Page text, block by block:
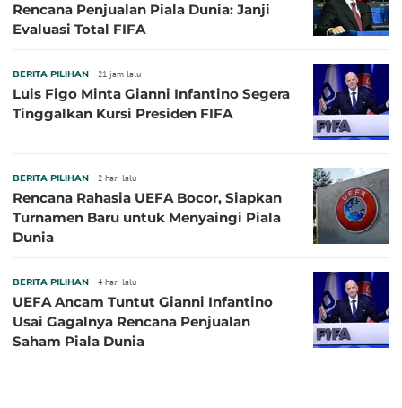
Rencana Penjualan Piala Dunia: Janji
Evaluasi Total FIFA
BERITA PILIHAN 21 jam lalu
Luis Figo Minta Gianni Infantino Segera
Tinggalkan Kursi Presiden FIFA
BERITA PILIHAN 2 hari lalu
Rencana Rahasia UEFA Bocor, Siapkan
Turnamen Baru untuk Menyaingi Piala
Dunia
BERITA PILIHAN 4 hari lalu
UEFA Ancam Tuntut Gianni Infantino
Usai Gagalnya Rencana Penjualan
Saham Piala Dunia